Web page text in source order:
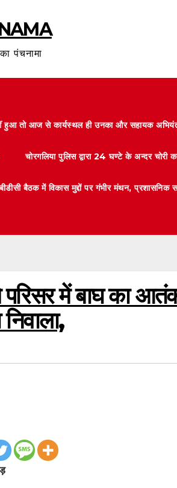
पंचनामा
हुआ तो आज से कार्यस्थल ही उनका और सहायक
चोरगलिया पुलिस द्वारा 24 घण्टे के अन्दर चोरी
बीडीसी बैठक में विकास मुद्दों पर गंभीर मंथन,
में बाघ का